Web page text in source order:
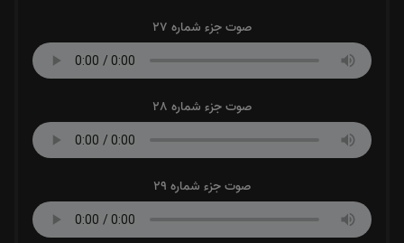
صوت جزء شماره 27
صوت جزء شماره 28
صوت جزء شماره 29